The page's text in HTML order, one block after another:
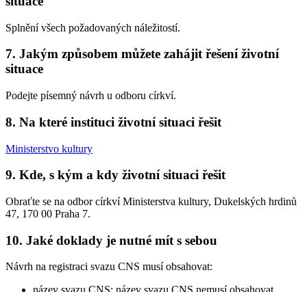
Splnění všech požadovaných náležitostí.
7. Jakým způsobem můžete zahájit řešení životní
situace
Podejte písemný návrh u odboru církví.
8. Na které instituci životní situaci řešit
Ministerstvo kultury
9. Kde, s kým a kdy životní situaci řešit
Obraťte se na odbor církví Ministerstva kultury, Dukelských hrdinů
47, 170 00 Praha 7.
10. Jaké doklady je nutné mít s sebou
Návrh na registraci svazu CNS musí obsahovat: